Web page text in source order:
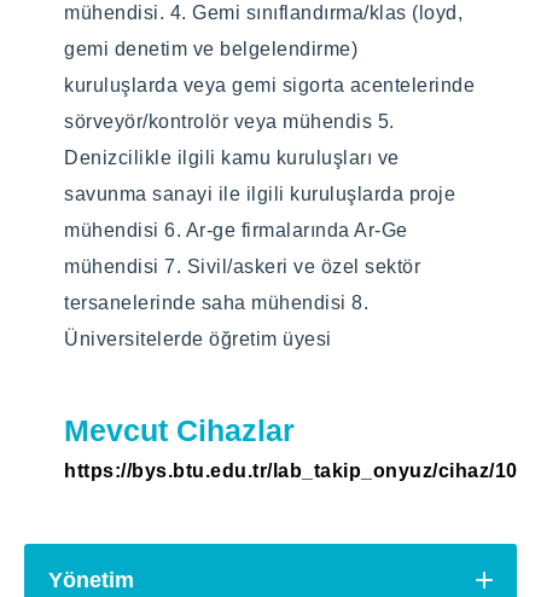
mühendisi. 4. Gemi sınıflandırma/klas (loyd,
gemi denetim ve belgelendirme)
kuruluşlarda veya gemi sigorta acentelerinde
sörveyör/kontrolör veya mühendis 5.
Denizcilikle ilgili kamu kuruluşları ve
savunma sanayi ile ilgili kuruluşlarda proje
mühendisi 6. Ar-ge firmalarında Ar-Ge
mühendisi 7. Sivil/askeri ve özel sektör
tersanelerinde saha mühendisi 8.
Üniversitelerde öğretim üyesi
Mevcut Cihazlar
https://bys.btu.edu.tr/lab_takip_onyuz/cihaz/
Yönetim